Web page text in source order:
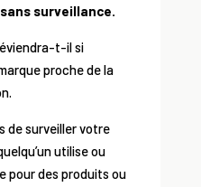
surveillance.
t-il si
proche de la
de surveiller votre
utilise ou
pour des produits ou